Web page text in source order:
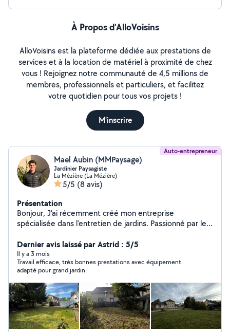
À Propos d’AlloVoisins
AlloVoisins est la plateforme dédiée aux prestations de
services et à la location de matériel à proximité de chez
vous ! Rejoignez notre communauté de 4,5 millions de
membres, professionnels et particuliers, et facilitez
votre quotidien pour tous vos projets !
M'inscrire
Auto-entrepreneur
Mael Aubin (MMPaysage)
Jardinier Paysagiste
La Mézière (La Mézière)
5/5 (8 avis)
Présentation
Bonjour, J'ai récemment créé mon entreprise
spécialisée dans l'entretien de jardins. Passionné par le
professionnelles, je mets mon savoir-faire à votre
service pour prendre soin de vos espaces verts. Je vous
propose notamment : Taille de haies Tonte de gazon
Débroussaillage Entretien de massifs et plantations
Pose de clôture Engazonnement Pose de pavé Sérieux,
soigneux et à l'écoute de vos besoins, j'entretiens votre
jardin avec la même attention que si c'était le mien.
N'hésitez pas à me contacter pour échanger sur votre
projet ou pour obtenir un devis gratuit. À bientôt,
Dernier avis laissé par Astrid : 5/5
Il y a 3 mois
Travail efficace, très bonnes prestations avec équipement
adapté pour grand jardin